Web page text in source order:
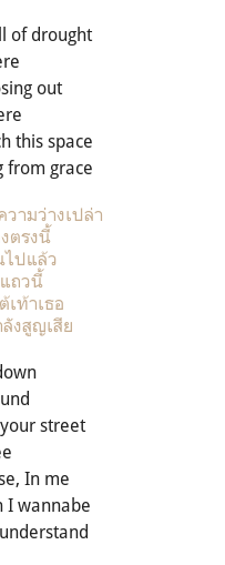
of drought
out
this space
from grace
ามว่างเปล่า
ตรงนี้
ไปแล้ว
ถวนี้
เท้าเธอ
งสูญเสีย
street
In me
I wannabe